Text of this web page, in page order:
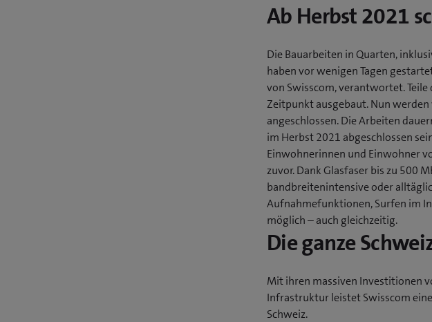
Ab Herbst 2021
Die Bauarbeiten in Quarten,
haben vor wenigen Tagen
von Swisscom, verantwortet.
Zeitpunkt ausgebaut. Nun
angeschlossen. Die Arbeiten
im Herbst 2021 abgeschlossen
Einwohnerinnen und Einwohner
zuvor. Dank Glasfaser bis zu 500
bandbreitenintensive oder
Aufnahmefunktionen, Surfen im
möglich – auch gleichzeitig.
Die ganze
Mit ihren massiven Investitionen
Infrastruktur leistet Swisscom
Schweiz.